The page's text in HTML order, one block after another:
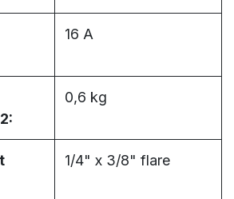
16 A
0,6 kg
1/4" x 3/8" flare